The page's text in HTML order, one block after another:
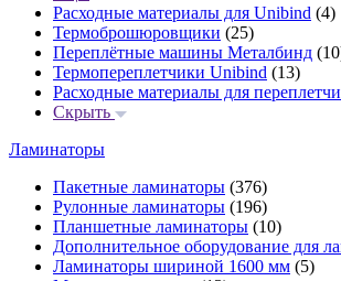
Расходные материалы для Unibind (4)
Термоброшюровщики (25)
Переплётные машины Металбинд
Термопереплетчики Unibind (13)
Расходные материалы для
Скрыть
Ламинаторы
Пакетные ламинаторы (376)
Рулонные ламинаторы (196)
Планшетные ламинаторы (10)
Дополнительное оборудование для
Ламинаторы шириной 1600 мм (5)